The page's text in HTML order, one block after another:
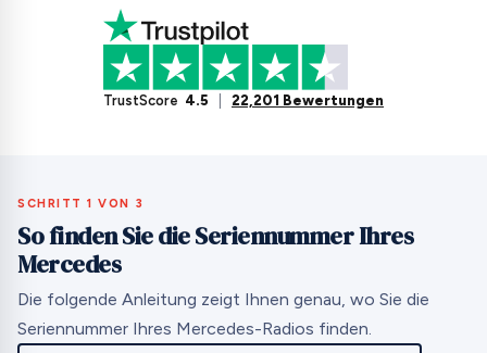
TrustScore 4.5 22,201 Bewertungen
SCHRITT 1 VON 3
So finden Sie die Seriennummer Ihres
Mercedes
Die folgende Anleitung zeigt Ihnen genau, wo Sie die
Seriennummer Ihres Mercedes-Radios finden.